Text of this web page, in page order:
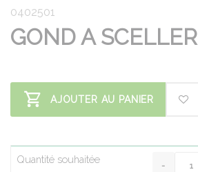
0402501
GOND A SCELLER
AJOUTER AU PANIER
Quantité souhaitée